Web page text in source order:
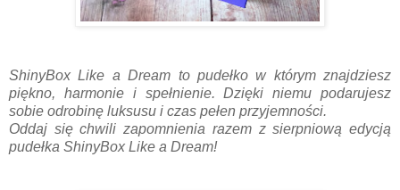
ShinyBox Like a Dream to pudełko w którym znajdziesz
piękno, harmonie i spełnienie. Dzięki niemu podarujesz
sobie odrobinę luksusu i czas pełen przyjemności.
Oddaj się chwili zapomnienia razem z sierpniową edycją
pudełka ShinyBox Like a Dream!